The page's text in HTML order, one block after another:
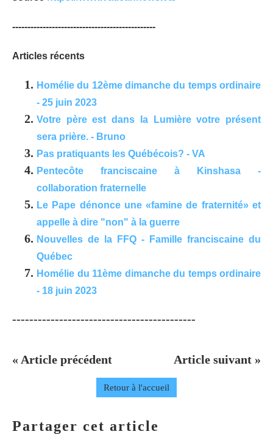
-----------------------------------------------
Articles récents
Homélie du 12ème dimanche du temps ordinaire
- 25 juin 2023
Votre père est dans la Lumière votre présent
sera prière. - Bruno
Pas pratiquants les Québécois? - VA
Pentecôte franciscaine à Kinshasa -
collaboration fraternelle
Le Pape dénonce une «famine de fraternité» et
appelle à dire "non" à la guerre
Nouvelles de la FFQ - Famille franciscaine du
Québec
Homélie du 11ème dimanche du temps ordinaire
- 18 juin 2023
-------------------------------------------
« Article précédent Article suivant »
Retour à l'accueil
Partager cet article